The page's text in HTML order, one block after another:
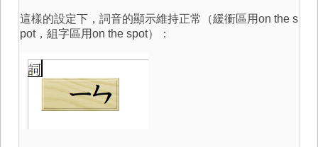
這樣的設定下，詞音的顯示維持正常（緩衝區用on the s
pot，組字區用on the spot）：